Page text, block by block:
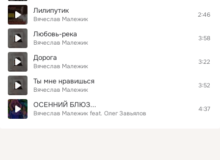
Лилипутик
Вячеслав Малежик
2:46
Любовь-река
Вячеслав Малежик
3:58
Дорога
Вячеслав Малежик
3:22
Ты мне нравишься
Вячеслав Малежик
3:52
ОСЕННИЙ БЛЮЗ...
Вячеслав Малежик feat. Олег Завьялов
4:37